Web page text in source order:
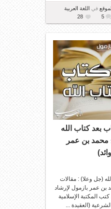
في اللغة العربية
5
28
بعد كتاب الله
محمد بن عمر
(جل وعلا) : مقالات
بن عمر بازمول لإرشاد
المكتبة الإسلامية
(العقيدة ...